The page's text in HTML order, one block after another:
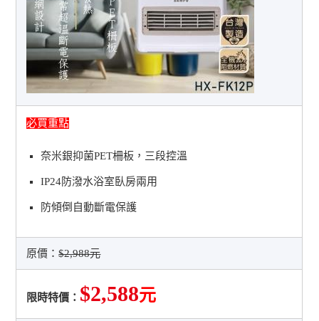
必買重點
奈米銀抑菌PET柵板，三段控溫
IP24防潑水浴室臥房兩用
防傾倒自動斷電保護
原價：$2,988元
限時特價： $2,588元